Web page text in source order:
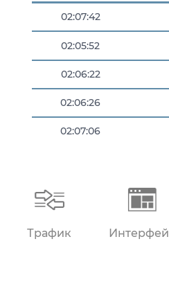
02:07:42
02:05:52
02:06:22
02:06:26
02:07:06
Трафик